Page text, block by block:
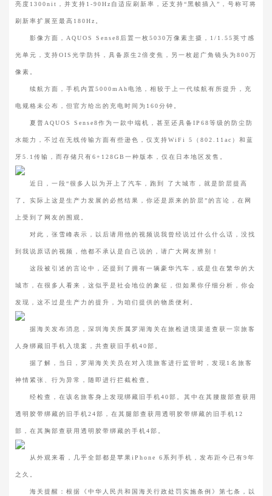
亮度1300nit，并支持1-90Hz自适应刷新率，还支持“黑帧插入”，号称可将
刷新率扩展至最高180Hz。
影像方面，AQUOS Sense8后置一枚5030万像素主摄，1/1.55英寸感
光单元，支持OIS光学防抖，具备原生2倍变焦，另一枚超广角镜头为800万
像素。
续航方面，手机内置5000mAh电池，相较于上一代续航有所提升，充
电规格未公布，但官方给出的充电时间为160分钟。
夏普AQUOS Sense8作为一款中端机，甚至还具备IP68等级的防尘防
水能力，不过在无线传输方面有些逊色，仅支持WiFi 5（802.11ac）和蓝
牙5.1传输，而存储只有6+128GB一种版本，仅在日本地区发售。
近日，一段“很多人以为开上了汽车，跑到 了大城市，就是阶层提高
了。实际上这是生产力发展的必然结果，你还是原来的阶层”的言论，在网
上受到了网友的围观。
对此，张雪峰表示，以后请用他的视频说我曾经说过什么什么话，没找
到我说原话的视频，他都不承认是自己说的，请广大网友辨别！
这段被引述的言论中，还提到了拥有一辆豪华汽车，或是住在繁华的大
城市，在很多人看来，这似乎是社会地位的象征，但如果你仔细分析，你会
发现，这不过是生产力的提升，为咱们提供的物质便利。
据海关发布消息，深圳海关所属罗湖海关在旅检进境渠道查获一宗旅客
人身绑藏旧手机入境案，共查获旧手机40部。
据了解，当日，罗湖海关关员在对入境旅客进行监管时，发现1名旅客
神情紧张、行为异常，随即进行拦截检查。
经检查，在该名旅客身上发现绑藏旧手机40部。其中在其腰腹部查获用
透明胶带绑藏的旧手机24部，在其腿部查获用透明胶带绑藏的旧手机12
部，在其胸部查获用透明胶带绑藏的手机4部。
从外观来看，几乎全部都是苹果iPhone 6系列手机，发布距今已有9年
之久。
海关提醒：根据《中华人民共和国海关行政处罚实施条例》第七条，以